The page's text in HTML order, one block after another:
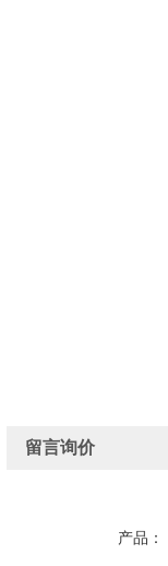
留言询价
产品：